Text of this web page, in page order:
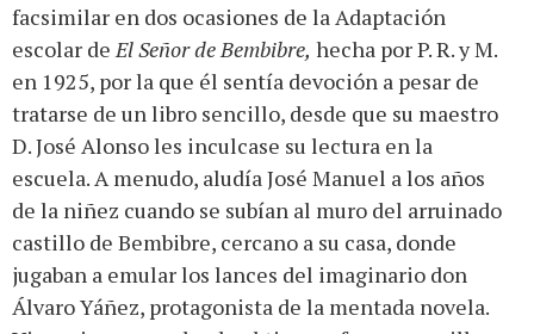
facsimilar en dos ocasiones de la Adaptación
escolar de El Señor de Bembibre, hecha por P. R. y M.
en 1925, por la que él sentía devoción a pesar de
tratarse de un libro sencillo, desde que su maestro
D. José Alonso les inculcase su lectura en la
escuela. A menudo, aludía José Manuel a los años
de la niñez cuando se subían al muro del arruinado
castillo de Bembibre, cercano a su casa, donde
jugaban a emular los lances del imaginario don
Álvaro Yáñez, protagonista de la mentada novela.